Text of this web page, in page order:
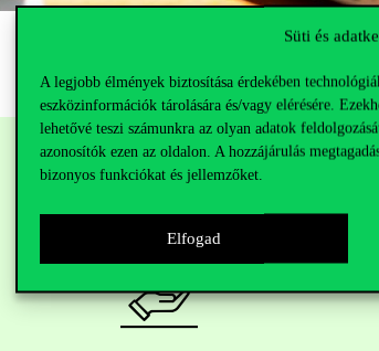
Süti és
A legjobb élmények biztosítása érdekében
eszközinformációk tárolására és/vagy elérésére.
lehetővé teszi számunkra az olyan adatok
azonosítók ezen az oldalon. A hozzájárulás
bizonyos funkciókat és jellemzőket.
Elfogad